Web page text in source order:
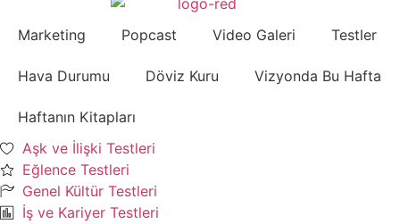
Marketing Popcast Video Galeri Testler
Hava Durumu Döviz Kuru Vizyonda Bu Hafta
Haftanın Kitapları
Aşk ve İlişki Testleri
Eğlence Testleri
Genel Kültür Testleri
İş ve Kariyer Testleri